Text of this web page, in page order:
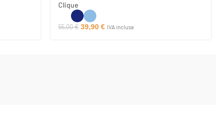
Clique
55,00€ 39,90 € IVA inclusa